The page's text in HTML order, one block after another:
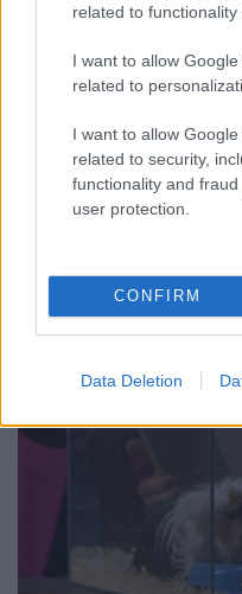
related to
I want to allow
related to
I want to allow
related to security,
functionality and
user protection.
CONFIRM
Data Deletion
Belföld
2022. december 19. 15:13
Boldog István a döntő
A volt fideszes képviselő
argentinokat.